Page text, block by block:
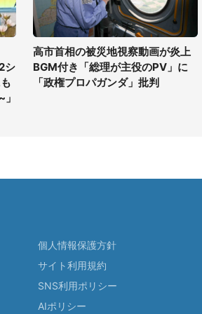
シ
高市首相の被災地視察動画が炎上
BGM付き「総理が主役のPV」に
「政権プロパガンダ」批判
個人情報保護方針
サイト利用規約
SNS利用ポリシー
AIポリシー